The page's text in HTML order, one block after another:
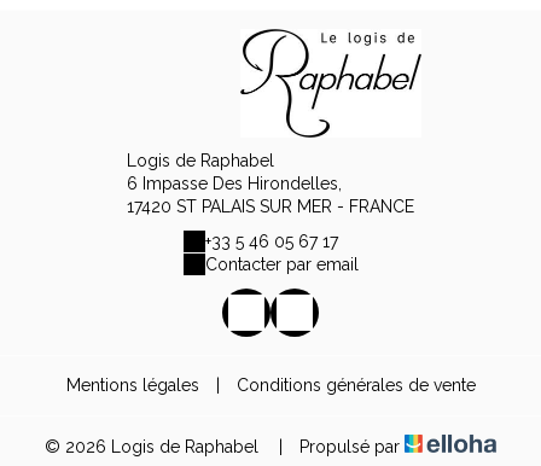
Logis de Raphabel
6 Impasse Des Hirondelles,
17420 ST PALAIS SUR MER - FRANCE
+33 5 46 05 67 17
Contacter par email
Mentions légales | Conditions générales de vente
© 2026 Logis de Raphabel | Propulsé par